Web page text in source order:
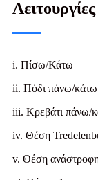
i. Πίσω/Κάτω
ii. Πόδι πάνω/κάτω
iii. Κρεβάτι πάνω/
iv. Θέση
v. Θέση